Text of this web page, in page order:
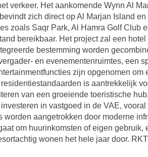
verkeer. Het aankomende Wynn Al
zich direct op Al Marjan Island
zoals Saqr Park, Al Hamra Golf Club
bereikbaar. Het project zal een
bestemming worden
en evenementenruimtes, een
zijn opgenomen om
is aantrekkelijk
van een groeiende toeristische
in vastgoed in de VAE,
aangetrokken door moderne
om huurinkomsten of eigen
wonen het hele jaar door.